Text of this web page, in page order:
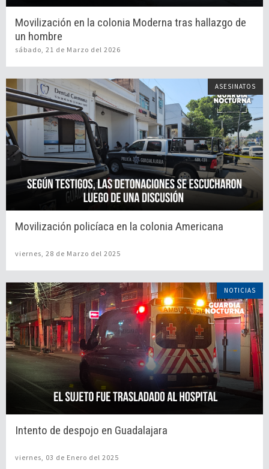
Movilización en la colonia Moderna tras hallazgo de
un hombre
sábado, 21 de Marzo del 2026
ASESINATOS
Movilización policíaca en la colonia Americana
viernes, 28 de Marzo del 2025
NOTICIAS
Intento de despojo en Guadalajara
viernes, 03 de Enero del 2025